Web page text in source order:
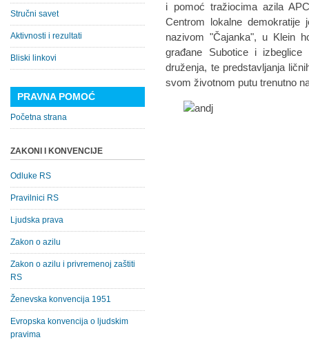
i pomoć tražiocima azila
Centrom lokalne demokratije
nazivom "Čajanka", u Klein
građane Subotice i
druženja, te predstavljanja
svom životnom putu trenutno
Stručni savet
Aktivnosti i rezultati
Bliski linkovi
PRAVNA POMOĆ
Početna strana
ZAKONI I KONVENCIJE
Odluke RS
Pravilnici RS
Ljudska prava
Zakon o azilu
Zakon o azilu i privremenoj zaštiti
RS
Ženevska konvencija 1951
Evropska konvencija o ljudskim
pravima